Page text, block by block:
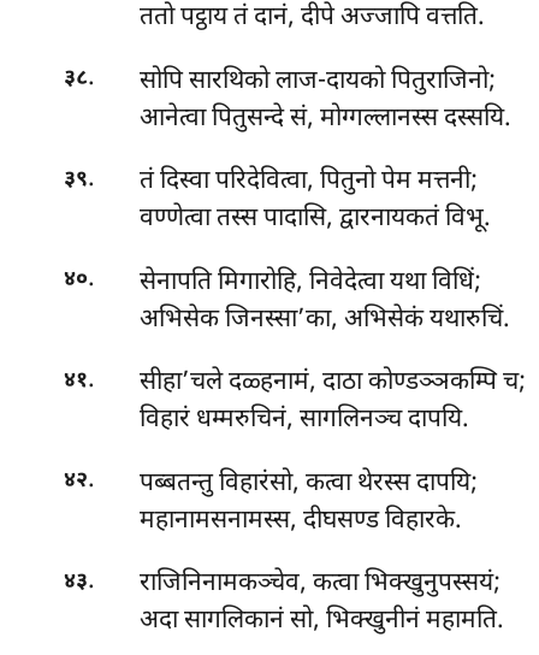
ततो पट्ठाय तं दानं, दीपे अज्जापि वत्तति.
३८.
सोपि सारथिको लाज-दायको पितुराजिनो;
आनेत्वा पितुसन्दे सं, मोग्गल्लानस्स दस्सयि.
३९. तंदिस्वा परिदेवित्वा, पितुनो पेम मत्तनी;
वण्णेत्वा तस्स पादासि, द्वारनायकतं विभू.
४०.
सेनापति मिगारोहि, निवेदेत्वा यथा विधिं;
अभिसेक जिनस्सा’का, अभिसेकं यथारुचिं.
४१.
सीहा’चले दळ्हनामं, दाठा कोण्डञ्ञकम्पि च;
विहारं धम्मरुचिनं, सागलिनञ्च दापयि.
४२.
पब्बतन्तु विहारंसो, कत्वा थेरस्स दापयि;
महानामसनामस्स, दीघसण्ड विहारके.
४३.
राजिनिनामकञ्चेव, कत्वा भिक्खुनुपस्सयं;
अदा सागलिकानं सो, भिक्खुनीनं महामति.